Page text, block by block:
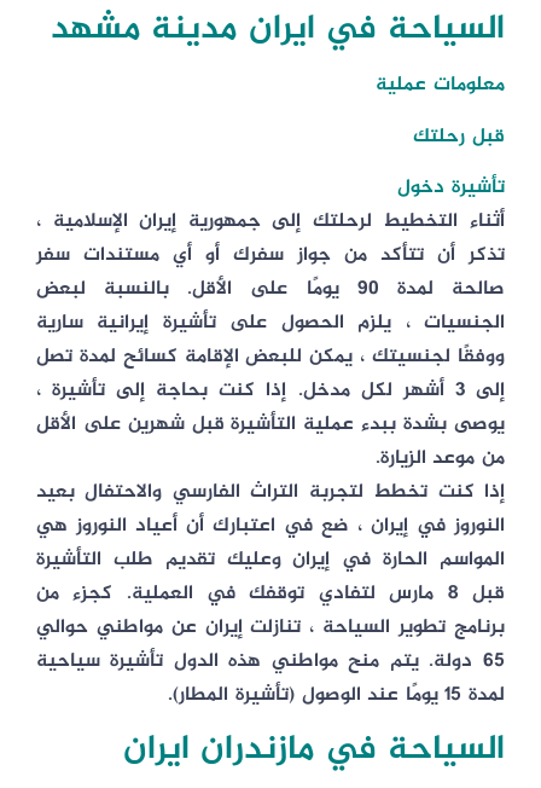
السياحة في ايران مدينة مشهد
معلومات عملية
قبل رحلتك
تأشيرة دخول
أثناء التخطيط لرحلتك إلى جمهورية إيران الإسلامية ،
تذكر أن تتأكد من جواز سفرك أو أي مستندات سفر
صالحة لمدة 90 يومًا على الأقل. بالنسبة لبعض
الجنسيات ، يلزم الحصول على تأشيرة إيرانية سارية
ووفقًا لجنسيتك ، يمكن للبعض الإقامة كسائح لمدة تصل
إلى 3 أشهر لكل مدخل. إذا كنت بحاجة إلى تأشيرة ،
يوصى بشدة ببدء عملية التأشيرة قبل شهرين على الأقل
من موعد الزيارة.
إذا كنت تخطط لتجربة التراث الفارسي والاحتفال بعيد
النوروز في إيران ، ضع في اعتبارك أن أعياد النوروز هي
المواسم الحارة في إيران وعليك تقديم طلب التأشيرة
قبل 8 مارس لتفادي توقفك في العملية. كجزء من
برنامج تطوير السياحة ، تنازلت إيران عن مواطني حوالي
65 دولة. يتم منح مواطني هذه الدول تأشيرة سياحية
لمدة 15 يومًا عند الوصول (تأشيرة المطار).
السياحة في مازندران ايران